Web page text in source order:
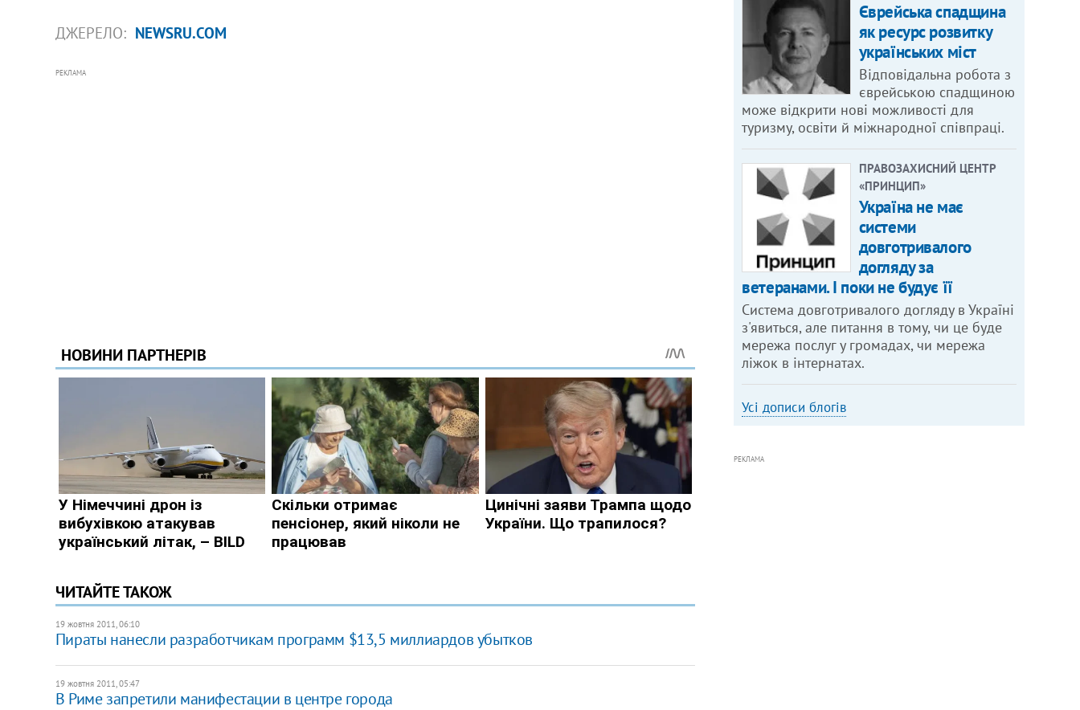
ДЖЕРЕЛО: NEWSRU.COM
РЕКЛАМА
ЧИТАЙТЕ ТАКОЖ
19 жовтня 2011, 06:10
Пираты нанесли разработчикам программ $13,5 миллиардов убытков
19 жовтня 2011, 05:47
​В Риме запретили манифестации в центре города
Єврейська спадщина
як ресурс розвитку
українських міст
Відповідальна робота з
єврейською спадщиною
може відкрити нові можливості для
туризму, освіти й міжнародної співпраці.
ПРАВОЗАХИСНИЙ ЦЕНТР
«ПРИНЦИП»
Україна не має
системи
довготривалого
догляду за
ветеранами. І поки не будує її
Система довготривалого догляду в Україні
з'явиться, але питання в тому, чи це буде
мережа послуг у громадах, чи мережа
ліжок в інтернатах.
Усі дописи блогів
РЕКЛАМА